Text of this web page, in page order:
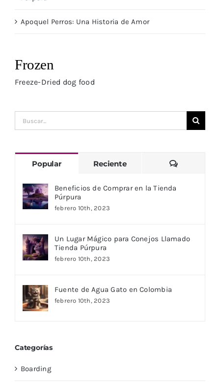
Apoquel Perros: Una Historia de Amor
Frozen
Freeze-Dried dog food
Buscar:
Popular Reciente
Beneficios de Comprar en la Tienda
Púrpura
febrero 10th, 2023
Un Lugar Mágico para Conejos Llamado
Tienda Púrpura
febrero 10th, 2023
Fuente de Agua Gato en Colombia
febrero 10th, 2023
Categorías
Boarding